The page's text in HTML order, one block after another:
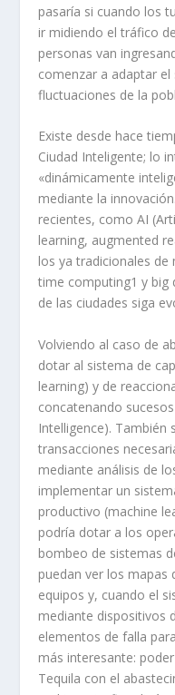
pasaría si cuando los
ir midiendo el tráfico
personas van
comenzar a adaptar
fluctuaciones de la
Existe desde hace
Ciudad Inteligente; lo
«dinámicamente
mediante la
recientes, como AI
learning, augmented
los ya tradicionales de
time computing1 y big
de las ciudades siga
Volviendo al caso de
dotar al sistema de
learning) y de
concatenando
Intelligence). También
transacciones
mediante análisis de
implementar un
productivo (machine
podría dotar a los
bombeo de sistemas
puedan ver los
equipos y, cuando el
mediante dispositivos
elementos de falla
más interesante:
Tequila con el